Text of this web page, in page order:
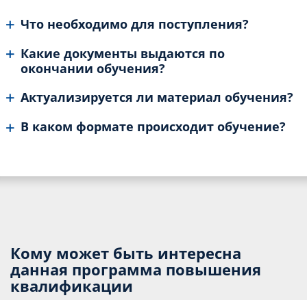
Что необходимо для поступления?
Какие документы выдаются по
окончании обучения?
Актуализируется ли материал обучения?
В каком формате происходит обучение?
Кому может быть интересна
данная программа повышения
квалификации